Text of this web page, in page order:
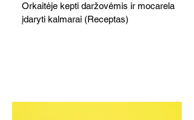
Orkaitėje kepti daržovėmis ir mocarela
įdaryti kalmarai (Receptas)